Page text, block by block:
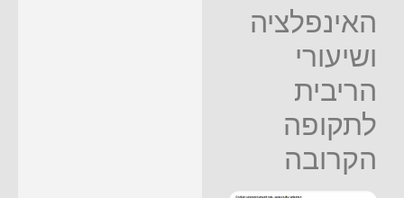
האינפלציה
ושיעורי
הריבית
לתקופה
הקרובה